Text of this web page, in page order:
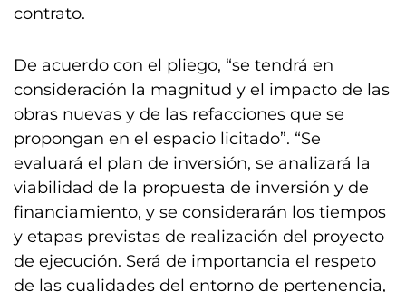
contrato.
De acuerdo con el pliego, “se tendrá en
consideración la magnitud y el impacto de las
obras nuevas y de las refacciones que se
propongan en el espacio licitado”. “Se
evaluará el plan de inversión, se analizará la
viabilidad de la propuesta de inversión y de
financiamiento, y se considerarán los tiempos
y etapas previstas de realización del proyecto
de ejecución. Será de importancia el respeto
de las cualidades del entorno de pertenencia,